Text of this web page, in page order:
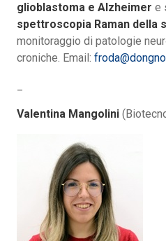
glioblastoma e Alzheimer e
spettroscopia Raman della
monitoraggio di patologie
croniche. Email:
Valentina Mangolini